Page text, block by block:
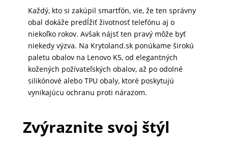
NOTEBOOK
GAMING
AUTOPRÍSLUŠENSTVO
SMART
DOMÁCNOSŤ
Každý, kto si zakúpil smartfón, vie, že ten správny
obal dokáže predĺžiť životnosť telefónu aj o
niekoľko rokov. Avšak nájsť ten pravý môže byť
niekedy výzva. Na Krytoland.sk ponúkame širokú
paletu obalov na Lenovo K5, od elegantných
kožených požívateľských obalov, až po odolné
silikónové alebo TPU obaly, ktoré poskytujú
vynikajúcu ochranu proti nárazom.
Zvýraznite svoj štýl